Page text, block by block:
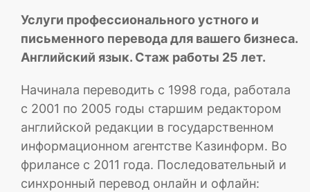
Услуги профессионального устного и
письменного перевода для вашего бизнеса.
Английский язык. Стаж работы 25 лет.
Начинала переводить с 1998 года, работала
с 2001 по 2005 годы старшим редактором
английской редакции в государственном
информационном агентстве Казинформ. Во
фрилансе с 2011 года. Последовательный и
синхронный перевод онлайн и офлайн: